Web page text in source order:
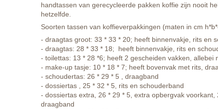
handtassen van gerecycleerde pakken koffie zijn nooit
hetzelfde.
Soorten tassen van koffieverpakkingen (maten in cm
- draagtas groot: 33 * 33 * 20; heeft binnenvakje, rits en
- draagtas: 28 * 33 * 18; heeft binnenvakje, rits en
- toilettas: 13 * 28 *6; heeft 2 gescheiden vakken, allebei
- make-up tasje: 10 * 18 * 7; heeft bovenvak met rits,
- schoudertas: 26 * 29 * 5 , draagband
- dossiertas , 25 * 32 * 5, rits en schouderband
- dossiertas extra, 26 * 29 * 5, extra opbergvak voorkant,
draagband